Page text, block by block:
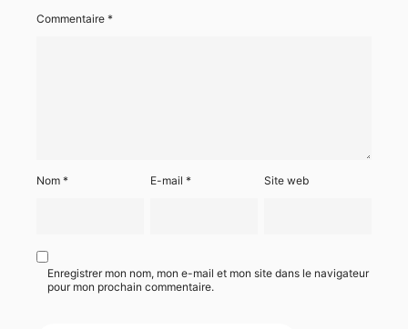
Commentaire *
Nom * E-mail* Site web
Enregistrer mon nom, mon e-mail et mon site dans le navigateur
pour mon prochain commentaire.